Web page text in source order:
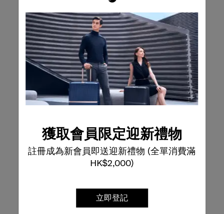
獲取會員限定迎新禮物
註冊成為新會員即送迎新禮物 (全單消費滿
HK$2,000)
立即登記